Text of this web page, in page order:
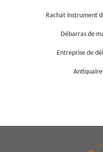
Rachat instrument
Débarras de
Entreprise de
Antiquaire